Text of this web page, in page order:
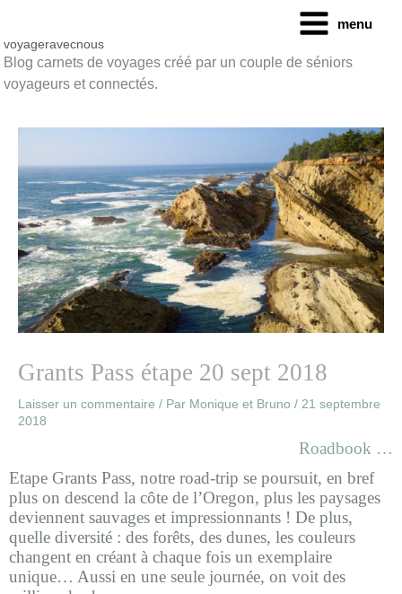
contenu
menu
voyageravecnous
Blog carnets de voyages créé par un couple de séniors
voyageurs et connectés.
Grants Pass étape 20 sept 2018
Laisser un commentaire / Par Monique et Bruno / 21 septembre
2018
Roadbook …
Etape Grants Pass, notre road-trip se poursuit, en bref
plus on descend la côte de l’Oregon, plus les paysages
deviennent sauvages et impressionnants ! De plus,
quelle diversité : des forêts, des dunes, les couleurs
changent en créant à chaque fois un exemplaire
unique… Aussi en une seule journée, on voit des